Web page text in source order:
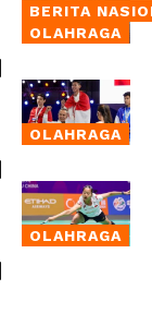
BERITA
OLAHRAGA
OLAHRAGA
OLAHRAGA